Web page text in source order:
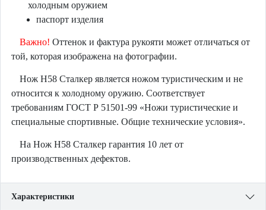
холодным оружием
паспорт изделия
Важно! Оттенок и фактура рукояти может отличаться от
той, которая изображена на фотографии.
Нож Н58 Сталкер является ножом туристическим и не
относится к холодному оружию. Соответствует
требованиям ГОСТ Р 51501-99 «Ножи туристические и
специальные спортивные. Общие технические условия».
На Нож Н58 Сталкер гарантия 10 лет от
производственных дефектов.
Характеристики